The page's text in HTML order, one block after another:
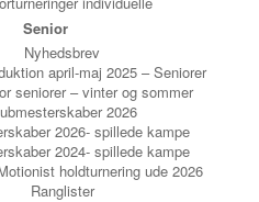
Senior
Nyhedsbrev
april-maj 2025 – Seniorer
seniorer – vinter og sommer
2026
2026- spillede kampe
2024- spillede kampe
holdturnering ude 2026
Ranglister